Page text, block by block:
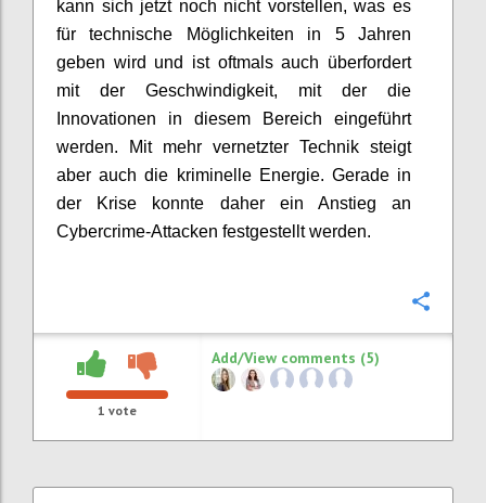
kann sich jetzt noch nicht vorstellen, was es
für technische Möglichkeiten in 5 Jahren
geben wird und ist oftmals auch überfordert
mit der Geschwindigkeit, mit der die
Innovationen in diesem Bereich eingeführt
werden. Mit mehr vernetzter Technik steigt
aber auch die kriminelle Energie. Gerade in
der Krise konnte daher ein Anstieg an
Cybercrime-Attacken festgestellt werden.
1 vote
Add/View comments (5)